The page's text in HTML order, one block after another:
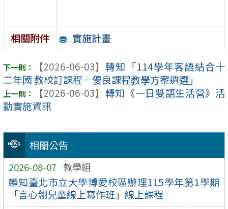
相關公告
2026-08-07 教學組
轉知臺北市立大學博愛校區辦理115學年第1學期
「言心翎兒童線上寫作班」線上課程
相關附件 實施計畫
【2026-06-03】 轉知「114學年客語結合十
二年國 教校訂課程—優良課程教學方案遴選」
【2026-06-03】 轉知《一日雙語生活營》活
動實施資訊